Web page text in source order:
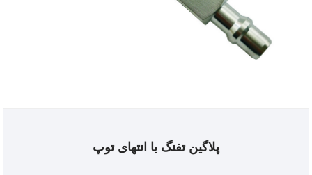
پلاگین تفنگ با انتهای توپ